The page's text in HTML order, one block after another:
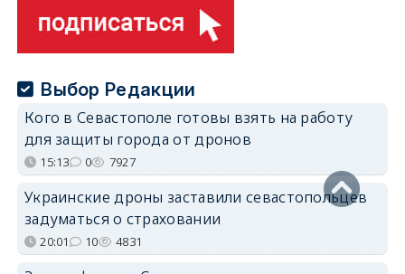
Выбор Редакции
Кого в Севастополе готовы взять на работу
для защиты города от дронов
15:13 0 7927
Украинские дроны заставили севастопольцев
задуматься о страховании
20:01 10 4831